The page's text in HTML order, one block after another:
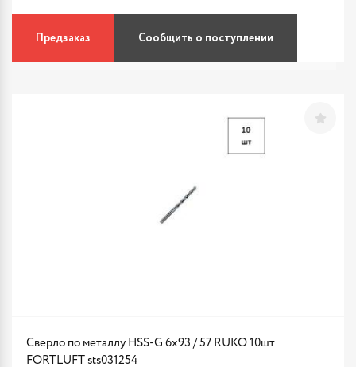
Предзаказ Сообщить о поступлении
Сверло по металлу HSS-G 6х93 / 57 RUKO 10шт
FORTLUFT sts031254